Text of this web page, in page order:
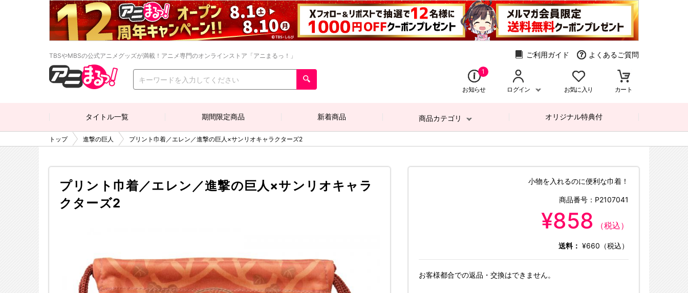
TBSやMBSの公式アニメグッズが満載！アニメ専門のオンラインストア「アニまるっ！」 ご利用ガイド よくあるご質問
1
お知らせ ログイン お気に入り カート
タイトル一覧 期間限定商品 新着商品 商品カテゴリ オリジナル特典付
トップ 進撃の巨人 プリント巾着／エレン／進撃の巨人×サンリオキャラクターズ2
プリント巾着／エレン／進撃の巨人×サンリオキャラ
クターズ2
小物を入れるのに便利な巾着！
商品番号： P2107041
¥858 （税込）
送料： ¥660（税込）
お客様都合での返品・交換はできません。